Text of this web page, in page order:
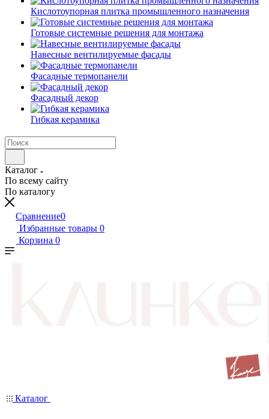
Кислотоупорная плитка промышленного назначения
Готовые системные решения для монтажа
Навесные вентилируемые фасады
Фасадные термопанели
Фасадный декор
Гибкая керамика
Каталог
По всему сайту
По каталогу
Сравнение0
Избранные товары 0
Корзина 0
Каталог